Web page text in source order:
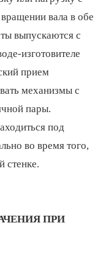
вала в обе
выпускаются с
изготовителе
прием
механизмы с
пары.
под
во время того,
стенке.
ПРИ